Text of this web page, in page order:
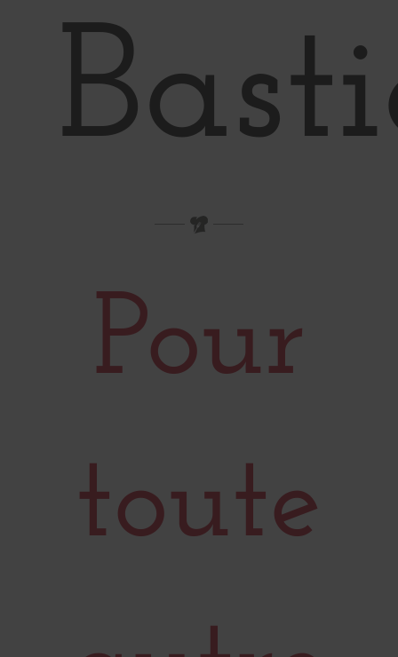
Pour
toute